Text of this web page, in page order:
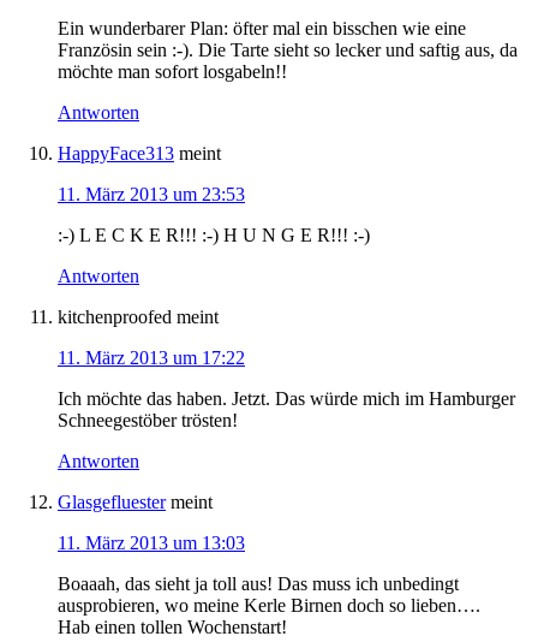
Ein wunderbarer Plan: öfter mal ein bisschen wie eine
Französin sein :-). Die Tarte sieht so lecker und saftig aus, da
möchte man sofort losgabeln!!
Antworten
HappyFace313 meint
11. März 2013 um 23:53
:-) L E C K E R!!! :-) H U N G E R!!! :-)
Antworten
kitchenproofed meint
11. März 2013 um 17:22
Ich möchte das haben. Jetzt. Das würde mich im Hamburger
Schneegestöber trösten!
Antworten
Glasgefluester meint
11. März 2013 um 13:03
Boaaah, das sieht ja toll aus! Das muss ich unbedingt
ausprobieren, wo meine Kerle Birnen doch so lieben….
Hab einen tollen Wochenstart!